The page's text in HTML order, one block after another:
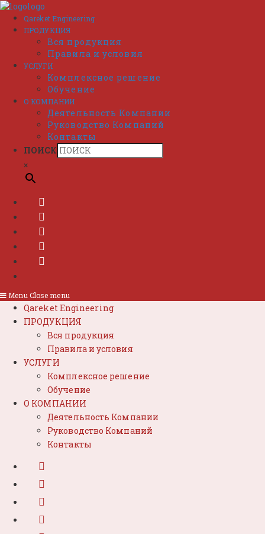
Перейти
содержимому
Qareket Engineering
ПРОДУКЦИЯ
Вся продукция
Правила и условия
УСЛУГИ
Комплексное решение
Обучение
О КОМПАНИИ
Деятельность Компании
Руководство Компаний
Контакты
ПОИСК
×
Menu Close menu
Qareket Engineering
ПРОДУКЦИЯ
Вся продукция
Правила и условия
УСЛУГИ
Комплексное решение
Обучение
О КОМПАНИИ
Деятельность Компании
Руководство Компаний
Контакты